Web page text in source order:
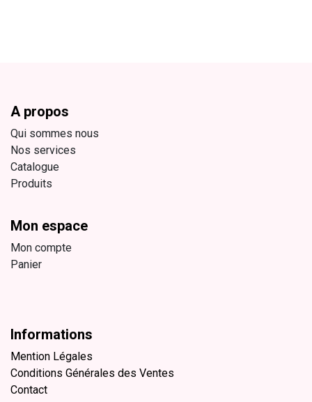
A propos
Qui sommes nous
Nos services
Catalogue
Produits
Mon espace
Mon compte
Panier
Informations
Mention Légales
Conditions Générales des Ventes
Contact